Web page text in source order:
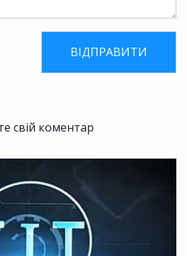
свій коментар